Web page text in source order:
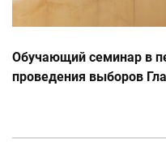
Обучающий семинар в
проведения выборов